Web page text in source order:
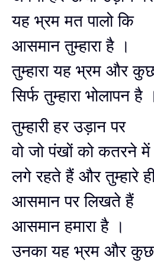
यह भ्रम मत पालो कि
आसमान तुम्हारा है ।
तुम्हारा यह भ्रम और
सिर्फ तुम्हारा भोलापन है
तुम्हारी हर उड़ान पर
वो जो पंखों को कतरने में
लगे रहते हैं और तुम्हारे
आसमान पर लिखते हैं
आसमान हमारा है ।
उनका यह भ्रम और कुछ